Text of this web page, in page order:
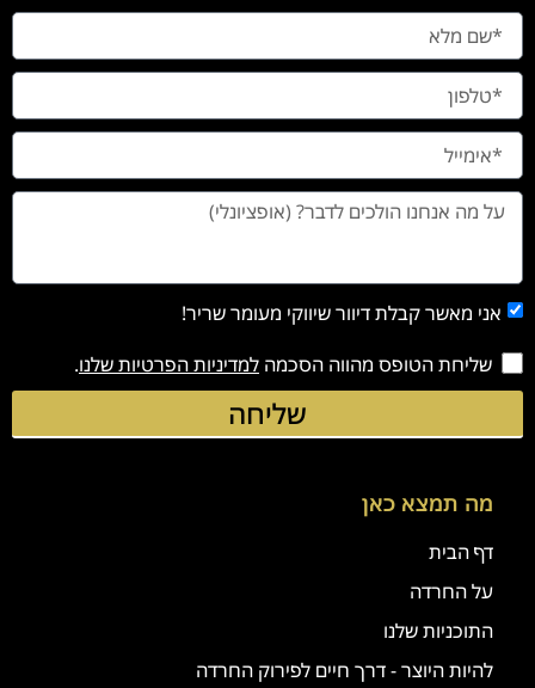
אני מאשר קבלת דיוור שיווקי מעומר שריר!
שליחת הטופס מהווה הסכמה למדיניות הפרטיות שלנו.
שליחה
מה תמצא כאן
דף הבית
על החרדה
התוכניות שלנו
להיות היוצר - דרך חיים לפירוק החרדה